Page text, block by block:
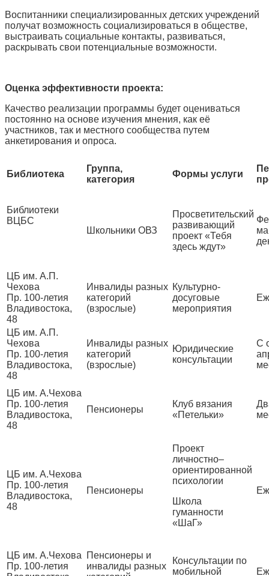
Воспитанники специализированных детских учреждений
получат возможность социализироваться в обществе,
выстраивать социальные контакты, развиваться,
раскрывать свои потенциальные возможности.
Оценка эффективности проекта:
Качество реализации программы будет оцениваться
постоянно на основе изучения мнения, как её
участников, так и местного сообщества путем
анкетирования и опроса.
Библиотека
Группа,
категория
Формы услуги
Библиотеки
ВЦБС
Школьники ОВЗ
Просветительский
развивающий
проект «Тебя
здесь ждут»
ЦБ им. А.П.
Чехова
Пр. 100-летия
Владивостока,
48
Инвалиды разных
категорий
(взрослые)
Культурно-
досуговые
мероприятия
ЦБ им. А.П.
Чехова
Пр. 100-летия
Владивостока,
48
Инвалиды разных
категорий
(взрослые)
Юридические
консультации
С
ЦБ им. А.Чехова
Пр. 100-летия
Владивостока,
48
Пенсионеры
Клуб вязания
«Петельки»
ЦБ им. А.Чехова
Пр. 100-летия
Владивостока,
48
Пенсионеры
Проект
личностно–
ориентированной
психологии
Школа
гуманности
«ШаГ»
ЦБ им. А.Чехова
Пр. 100-летия
Пенсионеры и
инвалиды разных
Консультации по
мобильной